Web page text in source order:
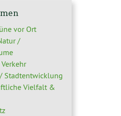
vor Ort
/
Stadtentwicklung
Vielfalt &